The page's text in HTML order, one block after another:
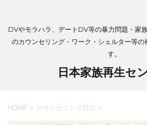
DVやモラハラ、デートDV等の暴力問題・家
のカウンセリング・ワーク・シェルター等の
す。
日本家族再生セ
HOME > カウンセリング日記 >